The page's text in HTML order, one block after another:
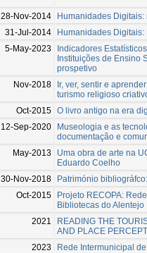
28-Nov-2014
Humanidades
31-Jul-2014
Humanidades
5-May-2023
Indicadores
Instituições de Ensino
prospetivo
Nov-2018
Ir, ver, sentir e
turismo religioso
Oct-2015 O livro antigo na era
12-Sep-2020
Museologia e as
documentação e
May-2013
Uma obra de arte na
Eduardo Coelho
30-Nov-2018
Património
Oct-2015
Projeto RECOPA:
Bibliotecas do Alentejo
2021
READING THE
AND PLACE
2023
Rede Intermunicipal